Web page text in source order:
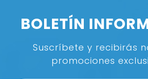
BOLETÍN
Suscríbete y recibirás
promociones